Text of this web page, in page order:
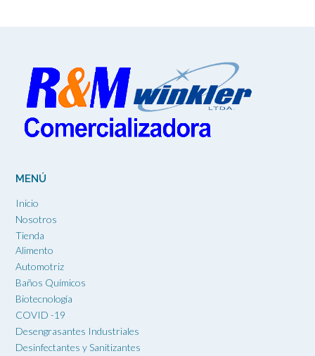
producto
MENÚ
Inicio
Nosotros
Tienda
Alimento
Automotriz
Baños Químicos
Biotecnología
COVID -19
Desengrasantes Industriales
Desinfectantes y Sanitizantes